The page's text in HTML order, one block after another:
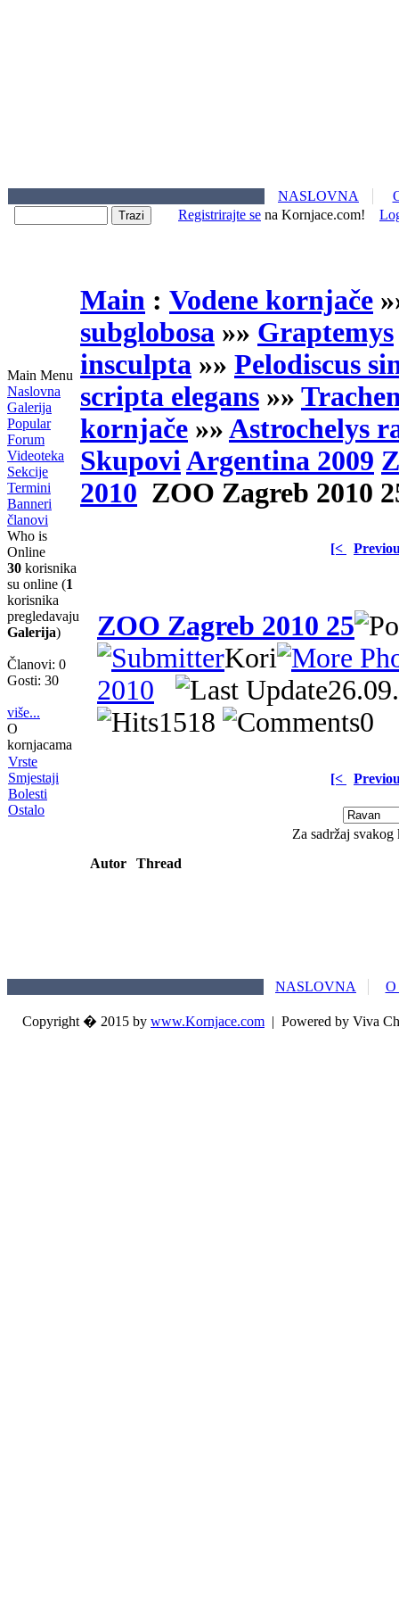
NASLOVNA
Registrirajte se na Kornjace.com!
Main Menu
Naslovna
Galerija
Popular
Forum
Videoteka
Sekcije
Termini
Banneri
članovi
Who is
Online
30 korisnika
su online (1
korisnika
pregledavaju
Galerija)
Članovi: 0
Gosti: 30
više...
O
kornjacama
Vrste
Smjestaji
Bolesti
Ostalo
Main : Vodene kornjače
subglobosa »» Graptemys
insculpta »» Pelodiscus
scripta elegans »»
kornjače »» Astrochelys
SkupoviArgentina 2009
2010 ZOO Zagreb 2010
[<
ZOO Zagreb 2010 25
Kori
2010
1518
0
[<
Za sadržaj
Autor
Thread
NASLOVNA
Copyright � 2015 by www.Kornjace.com | Powered by Viva